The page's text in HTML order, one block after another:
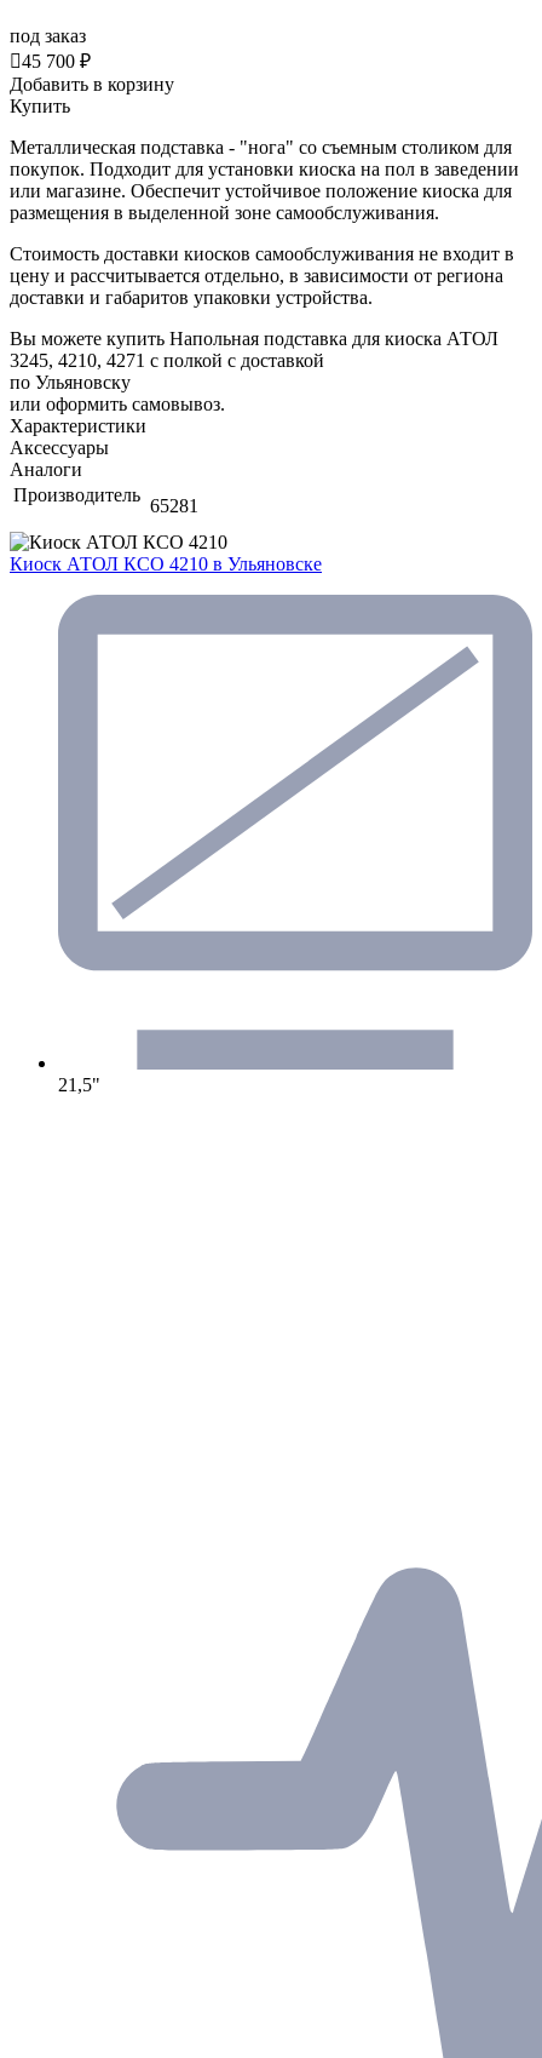
под заказ
45 700 ₽
Добавить в корзину
Купить
Металлическая подставка - "нога" со съемным столиком для
покупок. Подходит для установки киоска на пол в заведении
или магазине. Обеспечит устойчивое положение киоска для
размещения в выделенной зоне самообслуживания.
Стоимость доставки киосков самообслуживания не входит в
цену и рассчитывается отдельно, в зависимости от региона
доставки и габаритов упаковки устройства.
Вы можете купить Напольная подставка для киоска АТОЛ
3245, 4210, 4271 с полкой с доставкой
по Ульяновску
или оформить самовывоз.
Характеристики
Аксессуары
Аналоги
Производитель
65281
Киоск АТОЛ КСО 4210 в Ульяновске
21,5"